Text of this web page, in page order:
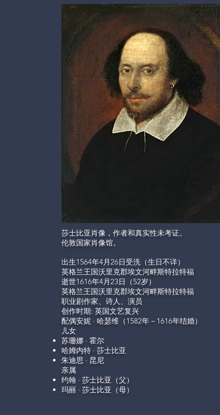
莎士比亚肖像，作者和真实性未考证。
伦敦国家肖像馆。
出生1564年4月26日受洗（生日不详）
英格兰王国沃里克郡埃文河畔斯特拉特福
逝世1616年4月23日（52岁）
英格兰王国沃里克郡埃文河畔斯特拉特福
职业剧作家、诗人、演员
创作时期: 英国文艺复兴
配偶安妮 · 哈瑟维 （1582年－1616年结婚）
儿女
苏珊娜 · 霍尔
哈姆内特 · 莎士比亚
朱迪思 · 昆尼
亲属
约翰 · 莎士比亚 （父）
玛丽 · 莎士比亚 （母）